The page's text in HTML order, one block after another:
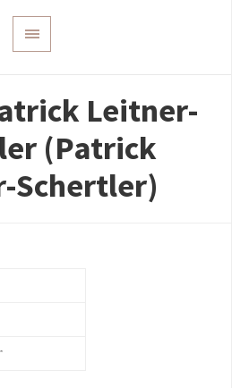
Leitner-
(Patrick
Schertler)